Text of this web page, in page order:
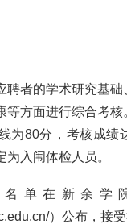
聘者的学术研究基础
等方面进行综合考核
为80分，考核成绩
为入闱体检人员。
单在新余学
）公布，接受